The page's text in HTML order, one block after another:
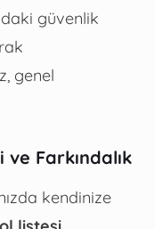
güvenlik
genel
Farkındalık
kendinize